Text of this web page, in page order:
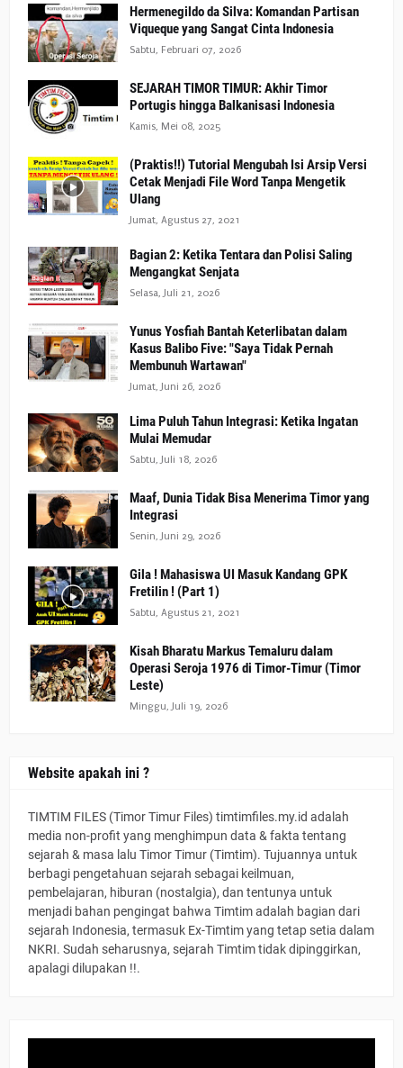
Hermenegildo da Silva: Komandan Partisan
Viqueque yang Sangat Cinta Indonesia
Sabtu, Februari 07, 2026
SEJARAH TIMOR TIMUR: Akhir Timor
Portugis hingga Balkanisasi Indonesia
Kamis, Mei 08, 2025
(Praktis!!) Tutorial Mengubah Isi Arsip Versi
Cetak Menjadi File Word Tanpa Mengetik
Ulang
Jumat, Agustus 27, 2021
Bagian 2: Ketika Tentara dan Polisi Saling
Mengangkat Senjata
Selasa, Juli 21, 2026
Yunus Yosfiah Bantah Keterlibatan dalam
Kasus Balibo Five: "Saya Tidak Pernah
Membunuh Wartawan"
Jumat, Juni 26, 2026
Lima Puluh Tahun Integrasi: Ketika Ingatan
Mulai Memudar
Sabtu, Juli 18, 2026
Maaf, Dunia Tidak Bisa Menerima Timor yang
Integrasi
Senin, Juni 29, 2026
Gila ! Mahasiswa UI Masuk Kandang GPK
Fretilin ! (Part 1)
Sabtu, Agustus 21, 2021
Kisah Bharatu Markus Temaluru dalam
Operasi Seroja 1976 di Timor-Timur (Timor
Leste)
Minggu, Juli 19, 2026
Website apakah ini ?
TIMTIM FILES (Timor Timur Files) timtimfiles.my.id adalah
media non-profit yang menghimpun data & fakta tentang
sejarah & masa lalu Timor Timur (Timtim). Tujuannya untuk
berbagi pengetahuan sejarah sebagai keilmuan,
pembelajaran, hiburan (nostalgia), dan tentunya untuk
menjadi bahan pengingat bahwa Timtim adalah bagian dari
sejarah Indonesia, termasuk Ex-Timtim yang tetap setia dalam
NKRI. Sudah seharusnya, sejarah Timtim tidak dipinggirkan,
apalagi dilupakan !!.